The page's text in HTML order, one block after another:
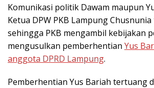
Komunikasi politik Dawam maupun
Ketua DPW PKB Lampung
sehingga PKB mengambil kebijakan
mengusulkan pemberhentian Yus
anggota DPRD Lampung.
Pemberhentian Yus Bariah tertuang